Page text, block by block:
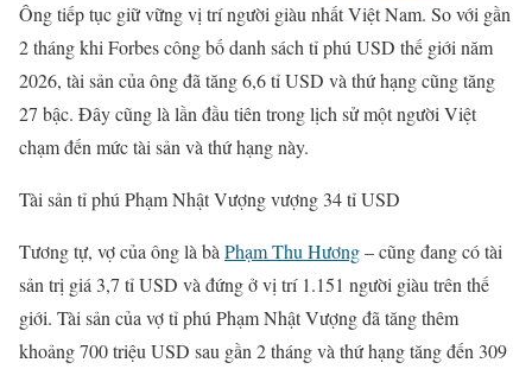
Ông tiếp tục giữ vững vị trí người giàu nhất Việt Nam. So với gần
2 tháng khi Forbes công bố danh sách tỉ phú USD thế giới năm
2026, tài sản của ông đã tăng 6,6 tỉ USD và thứ hạng cũng tăng
27 bậc. Đây cũng là lần đầu tiên trong lịch sử một người Việt
chạm đến mức tài sản và thứ hạng này.
Tài sản tỉ phú Phạm Nhật Vượng vượng 34 tỉ USD
Tương tự, vợ của ông là bà Phạm Thu Hương– cũng đang có tài
sản trị giá 3,7 tỉ USD và đứng ở vị trí 1.151 người giàu trên thế
giới. Tài sản của vợ tỉ phú Phạm Nhật Vượng đã tăng thêm
khoảng 700 triệu USD sau gần 2 tháng và thứ hạng tăng đến 309